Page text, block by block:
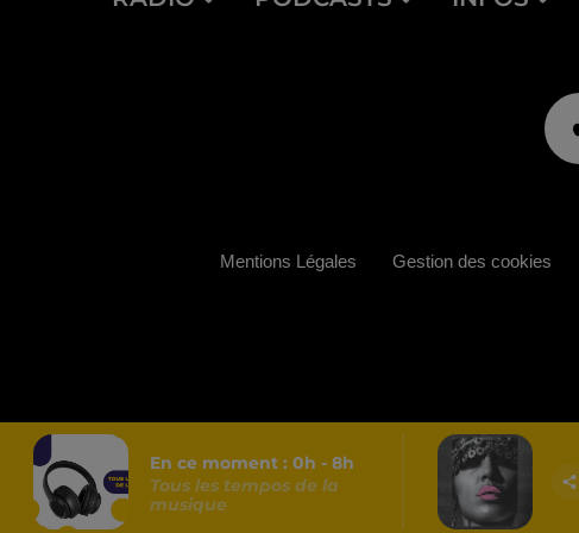
En ce moment : 0h - 8h
Tous les tempos de la
musique
Mentions Légales Gestion des cookies